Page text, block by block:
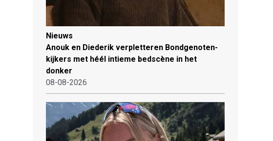
Nieuws
Anouk en Diederik verpletteren Bondgenoten-
kijkers met héél intieme bedscène in het
donker
08-08-2026